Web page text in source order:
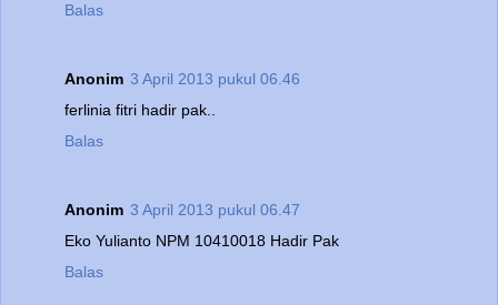
Balas
Anonim 3 April 2013 pukul 06.46
ferlinia fitri hadir pak..
Balas
Anonim 3 April 2013 pukul 06.47
Eko Yulianto NPM 10410018 Hadir Pak
Balas